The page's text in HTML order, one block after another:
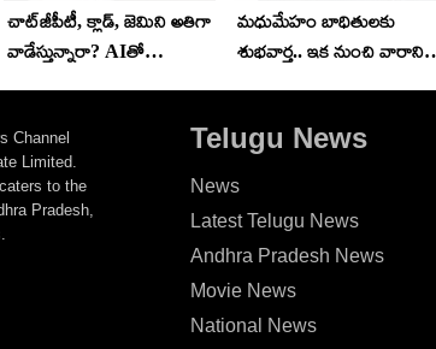
చాట్‌జీపీటీ, క్లాడ్, జెమిని అతిగా
వాడేస్తున్నారా? AIతో
మధుమేహం బాధితులకు
శుభవార్త.. ఇక నుంచి వారానికి
Channel
Limited.
to the
Pradesh,
Telugu News
News
Latest Telugu News
Andhra Pradesh News
Movie News
National News